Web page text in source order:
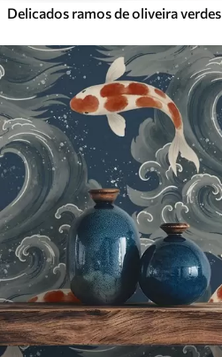
Delicados ramos de oliveira verdes